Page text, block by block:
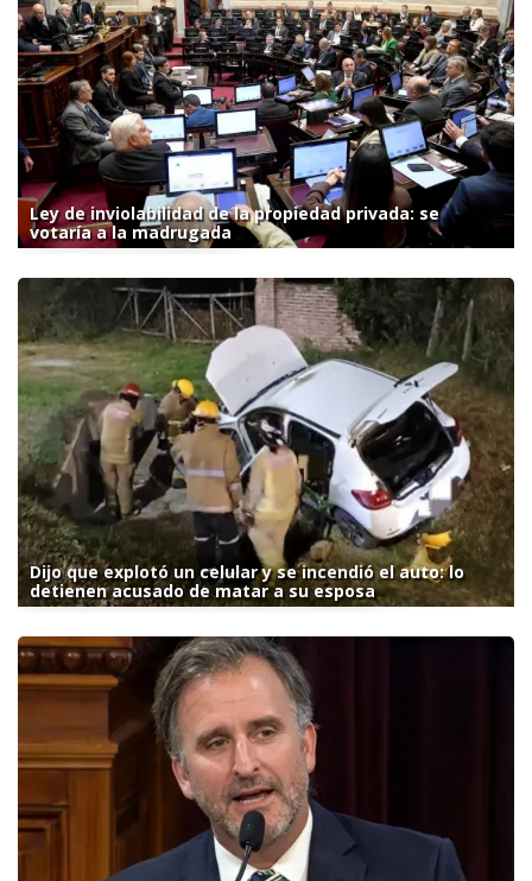
Ley de inviolabilidad de la propiedad privada: se
votaría a la madrugada
Dijo que explotó un celular y se incendió el auto: lo
detienen acusado de matar a su esposa